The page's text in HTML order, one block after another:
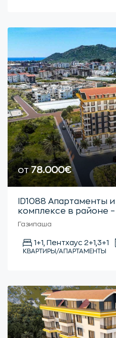
от78.000€
ID1088 Апартаменты
комплексе в районе
Газипаша
1+1, Пентхаус 2+1,3+1
КВАРТИРЫ/АПАРТАМЕНТЫ